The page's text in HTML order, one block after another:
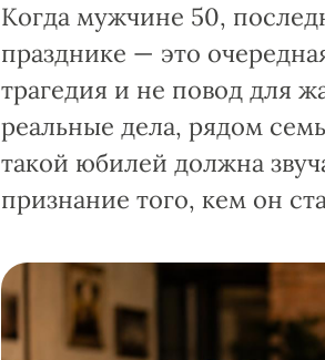
Когда мужчине 50,
празднике — это
трагедия и не повод для
реальные дела, рядом
такой юбилей должна
признание того, кем он